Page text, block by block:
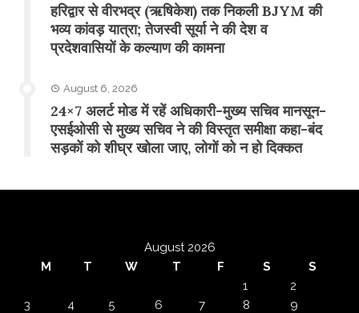
​हरिद्वार से वीरभद्र (ऋषिकेश) तक निकली BJYM की
भव्य कांवड़ यात्रा; तेजस्वी सूर्या ने की देश व
प्रदेशवासियों के कल्याण की कामना
August 6, 2026
24×7 अलर्ट मोड में रहें अधिकारी-मुख्य सचिव मानसून-
एसईओसी से मुख्य सचिव ने की विस्तृत समीक्षा कहा-बंद
सड़कों को शीघ्र खोला जाए, लोगों को न हो दिक्कत
August 2026
M
T W T F S
S
1
2
3
4 5 6 7 8
9